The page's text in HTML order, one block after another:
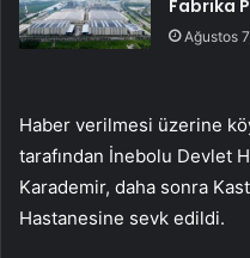
Fabrika
Ağustos
Haber verilmesi üzerine
tarafından İnebolu Devlet
Karademir, daha sonra
Hastanesine sevk edildi.